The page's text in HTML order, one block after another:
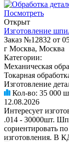
Посмотреть
Открыт
Изготовление
Заказ №12832 от
г Москва, Москва
Категории:
Механическая
Токарная
Изготовление
Кол-во: 35 000
12.08.2026
Интересует
.014 - 30000шт.
сориентировать
изготовления. В